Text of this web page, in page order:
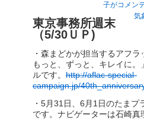
子がコメン
気
東京事務所週末
（5/30ＵＰ)
・森まどかが担当するアフ
もっと、ずっと、キレイに
ルです。 http://aflac-special-
campaign.jp/
・5月31日、6月1日のたま
です。ナビゲーターは石崎